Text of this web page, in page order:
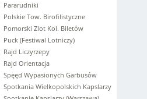
Pararudniki
Polskie Tow. Birofilistyczne
Pomorski Zlot Kol. Biletów
Puck (Festiwal Lotniczy)
Rajd Liczyrzepy
Rajd Orientacja
Spęęd Wypasionych Garbusów
Spotkania Wielkopolskich Kapslarzy